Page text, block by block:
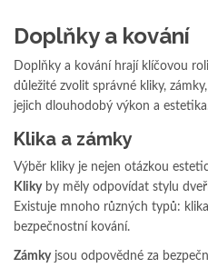
Doplňky a kování
Doplňky a kování hrají klíčovou
důležité zvolit správné kliky,
jejich dlouhodobý výkon a
Klika a zámky
Výběr kliky je nejen otázkou
Klikyby měly odpovídat stylu
Existuje mnoho různých typů:
bezpečnostní kování.
Zámkyjsou odpovědné za